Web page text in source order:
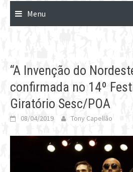
Menu
“A Invenção do
confirmada no 14º
Giratório Sesc/POA
08/04/2019 Tony Capellão